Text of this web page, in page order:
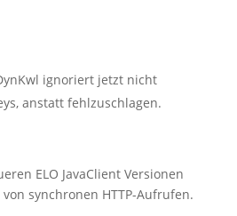
ignoriert jetzt nicht
anstatt fehlzuschlagen.
ELO JavaClient Versionen
synchronen HTTP-Aufrufen.